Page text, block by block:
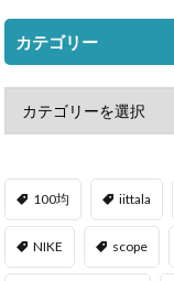
カテゴリー
100均 iittala
NIKE scope